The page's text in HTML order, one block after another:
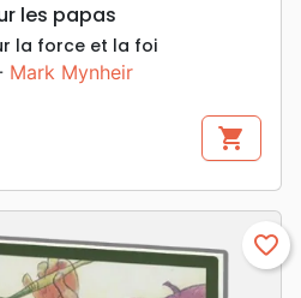
les papas
la force et la foi
Mark Mynheir
shopping_cart
favorite_border